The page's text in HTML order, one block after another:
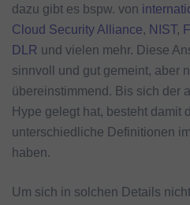
dazu gibt es bspw. von
Cloud Security Alliance, NIST,
DLR und vielen mehr. Diese
sinnvoll und gut gemeint, aber
übereinstimmend. Bis sich der
Hype gelegt hat, besteht damit
unterschiedliche Definitionen
haben.
Um sich in solchen Details